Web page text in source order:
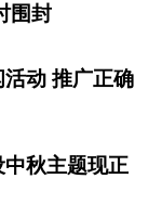
围封
动 推广正确
秋主题现正